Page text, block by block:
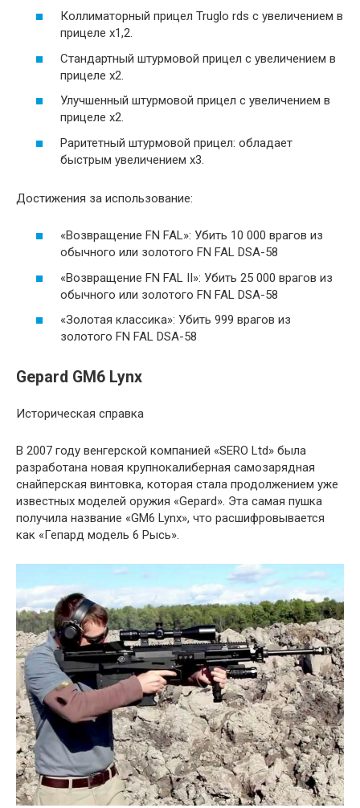
Коллиматорный прицел Truglo rds с увеличением в
прицеле х1,2.
Стандартный штурмовой прицел с увеличением в
прицеле х2.
Улучшенный штурмовой прицел с увеличением в
прицеле х2.
Раритетный штурмовой прицел: обладает
быстрым увеличением х3.
Достижения за использование:
«Возвращение FN FAL»: Убить 10 000 врагов из
обычного или золотого FN FAL DSA-58
«Возвращение FN FAL II»: Убить 25 000 врагов из
обычного или золотого FN FAL DSA-58
«Золотая классика»: Убить 999 врагов из
золотого FN FAL DSA-58
Gepard GM6 Lynx
Историческая справка
В 2007 году венгерской компанией «SERO Ltd» была
разработана новая крупнокалиберная самозарядная
снайперская винтовка, которая стала продолжением уже
известных моделей оружия «Gepard». Эта самая пушка
получила название «GM6 Lynx», что расшифровывается
как «Гепард модель 6 Рысь».